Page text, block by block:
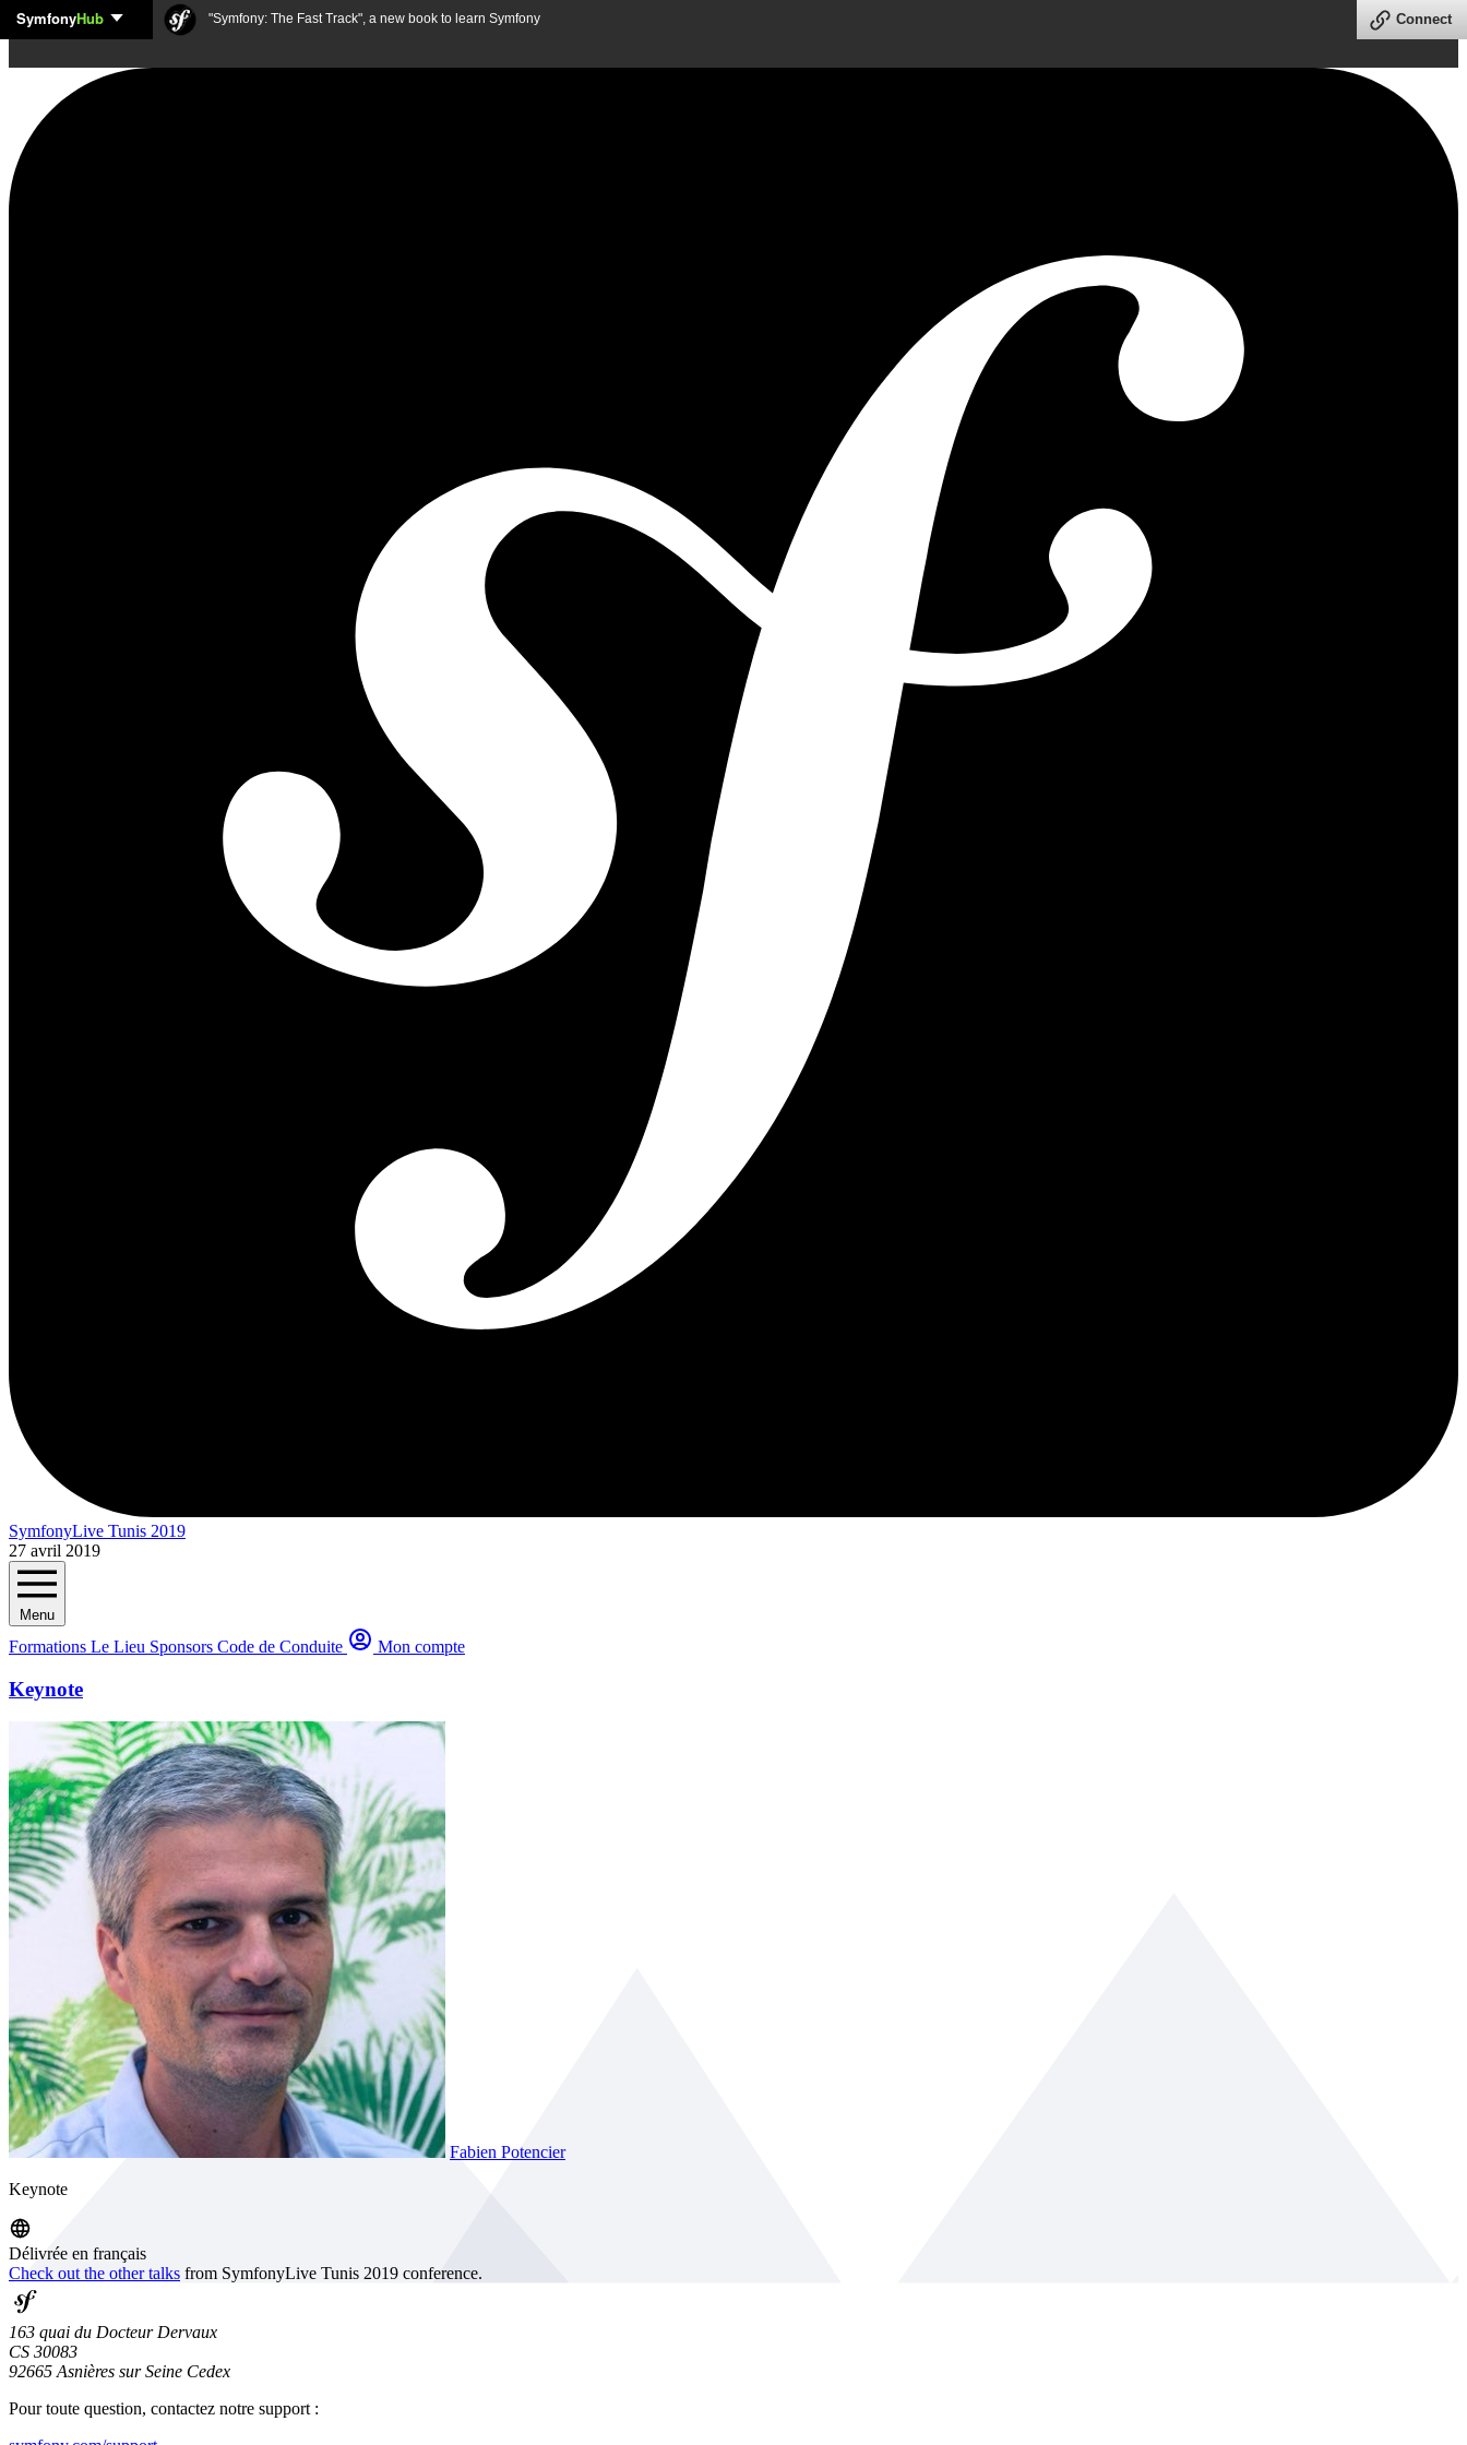
Skip to content
SymfonyHub "Symfony: The Fast Track", a new book to learn Symfony Connect
SymfonyLive Tunis 2019
27 avril 2019
Menu
Formations Le Lieu Sponsors Code de Conduite Mon compte
Keynote
Fabien Potencier
Keynote
Délivrée en français
Check out the other talks from SymfonyLive Tunis 2019 conference.
163 quai du Docteur Dervaux
CS 30083
92665 Asnières sur Seine Cedex
Pour toute question, contactez notre support :